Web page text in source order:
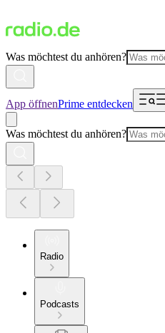
Was möchtest du anhören?
App öffnenPrime entdecken
Was möchtest du anhören?
Radio
Podcasts